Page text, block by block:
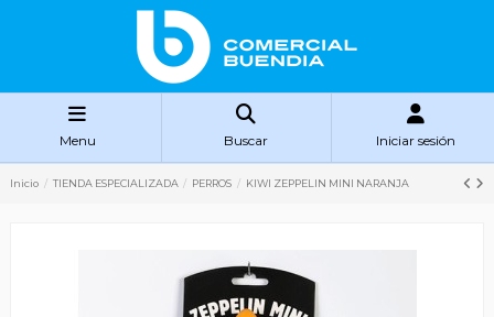
Menu Buscar Iniciar sesión
Inicio TIENDA ESPECIALIZADA PERROS KIWI ZEPPELIN MINI NARANJA